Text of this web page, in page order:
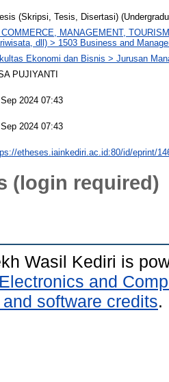
(Skripsi, Tesis, Disertasi)
COMMERCE, MANAGEMENT,
dll) > 1503 Business and
Ekonomi dan Bisnis > Jurusan
PUJIYANTI
Sep 2024 07:43
Sep 2024 07:43
etheses.iainkediri.ac.id:80/id/eprint/
(login required)
Wasil Kediri is
and
software credits.